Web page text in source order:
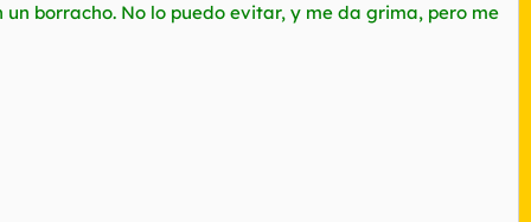
borracho. No lo puedo evitar, y me da grima, pero me